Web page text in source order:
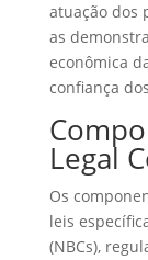
atuação dos
as
econômica
confiança
Legal
Os
leis
(NBCs),